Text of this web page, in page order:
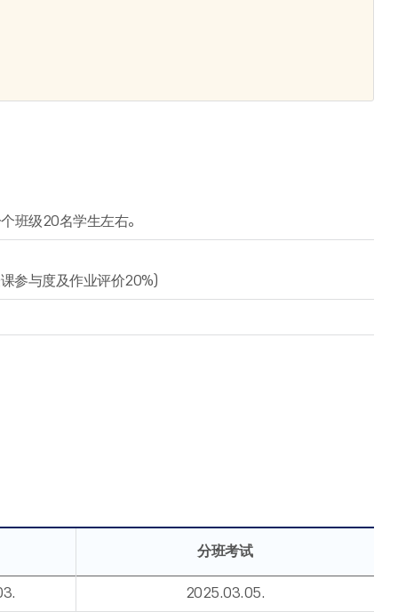
班级20名学生左右。
参与度及作业评价20%)
分班考试
2025.03.05.